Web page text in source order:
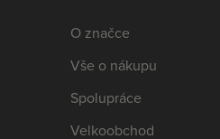
O značce
Vše o nákupu
Spolupráce
Velkoobchod